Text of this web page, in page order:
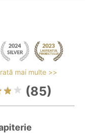
mai multe >>
(85)